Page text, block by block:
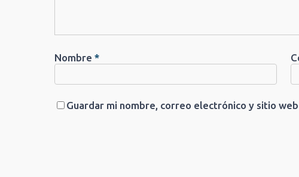
Nombre *
Guardar mi nombre, correo electrónico y sitio